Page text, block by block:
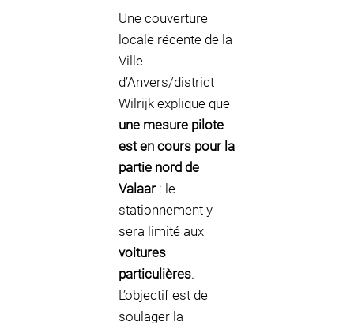
Une couverture
locale récente de la
Ville
d’Anvers/district
Wilrijk explique que
une mesure pilote
est en cours pour la
partie nord de
Valaar: le
stationnement y
sera limité aux
voitures
particulières.
L’objectif est de
soulager la